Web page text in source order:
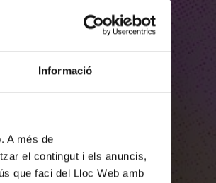
Informació
A més de
el contingut i els anuncis,
que faci del Lloc Web amb